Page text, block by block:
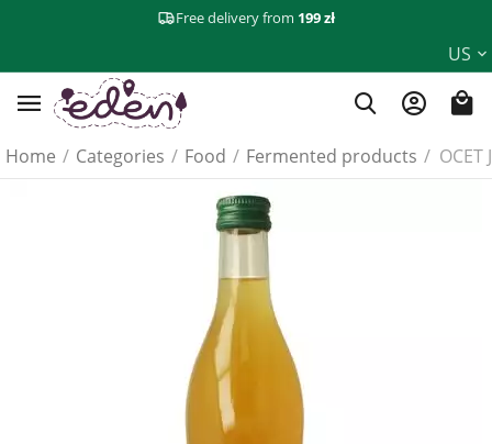
Free delivery from 199 zł
US
Home / Categories / Food / Fermented products / OCET